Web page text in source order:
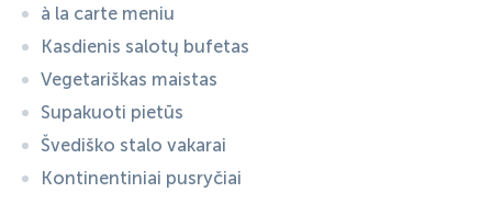
à la carte meniu
Kasdienis salotų bufetas
Vegetariškas maistas
Supakuoti pietūs
Švediško stalo vakarai
Kontinentiniai pusryčiai